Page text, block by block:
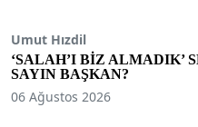
Umut Hızdil
‘SALAH’I BİZ ALMADIK’
SAYIN BAŞKAN?
06 Ağustos 2026